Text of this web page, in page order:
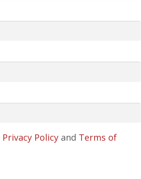
Privacy Policyand Terms of